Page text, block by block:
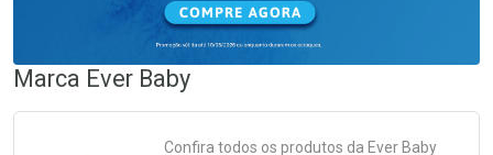
Marca Ever Baby
Confira todos os produtos da Ever Baby